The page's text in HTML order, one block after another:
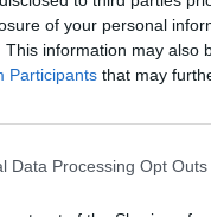
of your personal
This information may also
Participants that may
Data Processing Opt Outs
άλλους
μία λύση για
λέει ο ίδιος,